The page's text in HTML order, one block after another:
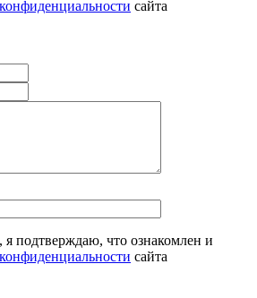
сайта
подтверждаю, что ознакомлен и
сайта